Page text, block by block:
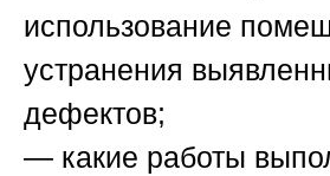
использование
устранения
дефектов;
— какие работы